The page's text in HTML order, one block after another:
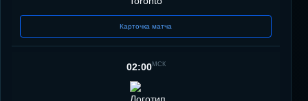
Карточка матча
02:00МСК